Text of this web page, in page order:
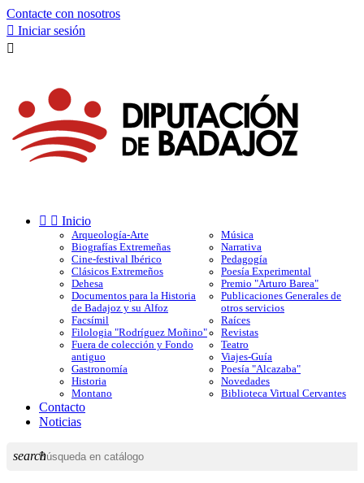
Contacte con nosotros
 Iniciar sesión

  Inicio
Arqueología-Arte
Biografías Extremeñas
Cine-festival Ibérico
Clásicos Extremeños
Dehesa
Documentos para la Historia
de Badajoz y su Alfoz
Facsímil
Filologia "Rodríguez Moñino"
Fuera de colección y Fondo
antiguo
Gastronomía
Historia
Montano
Música
Narrativa
Pedagogía
Poesía Experimental
Premio "Arturo Barea"
Publicaciones Generales de
otros servicios
Raíces
Revistas
Teatro
Viajes-Guía
Poesía "Alcazaba"
Novedades
Biblioteca Virtual Cervantes
Contacto
Noticias
search